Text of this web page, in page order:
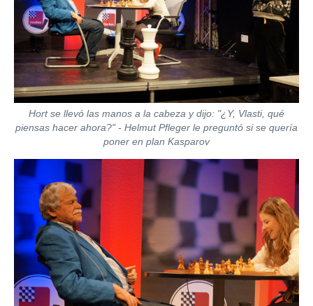
Hort se llevó las manos a la cabeza y dijo: "¿Y, Vlasti, qué
piensas hacer ahora?" - Helmut Pfleger le preguntó si se quería
poner en plan Kasparov